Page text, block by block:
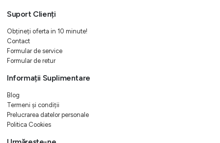
Suport Clienți
Obțineți oferta in 10 minute!
Contact
Formular de service
Formular de retur
Informații Suplimentare
Blog
Termeni și condiții
Prelucrarea datelor personale
Politica Cookies